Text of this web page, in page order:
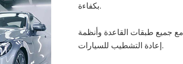
بكفاءة.
جميع طبقات القاعدة وأنظمة
إعادة التشطيب للسيارات.